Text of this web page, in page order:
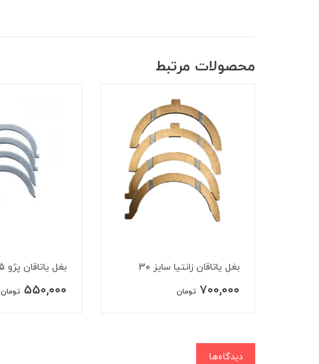
محصولات مرتبط
بغل یاتاقان زانتیا سایز 30
700,000 تومان
بغل ياتاقان پژو 405 سایز 10
550,000 تومان
دیدگاه‌ها